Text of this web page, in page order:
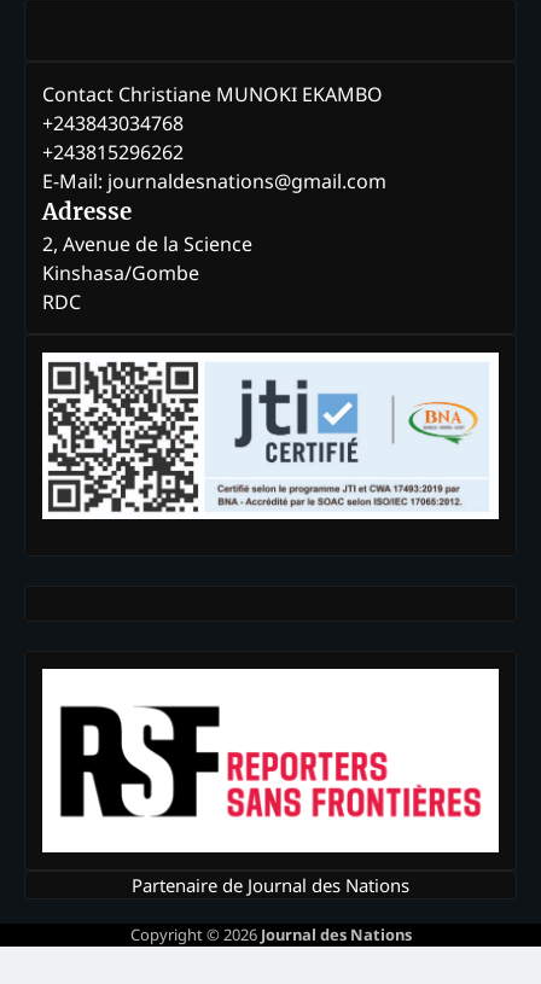
Contact Christiane MUNOKI EKAMBO
+243843034768
+243815296262
E-Mail: journaldesnations@gmail.com
Adresse
2, Avenue de la Science
Kinshasa/Gombe
RDC
Partenaire de Journal des Nations
Copyright © 2026 Journal des Nations